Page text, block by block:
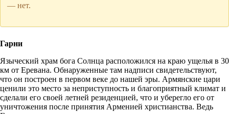
— нет.
Гарни
Языческий храм бога Солнца расположился на краю ущелья в 30
км от Еревана. Обнаруженные там надписи свидетельствуют,
что он построен в первом веке до нашей эры. Армянские цари
ценили это место за неприступность и благоприятный климат и
сделали его своей летней резиденцией, что и уберегло его от
уничтожения после принятия Арменией христианства. Ведь